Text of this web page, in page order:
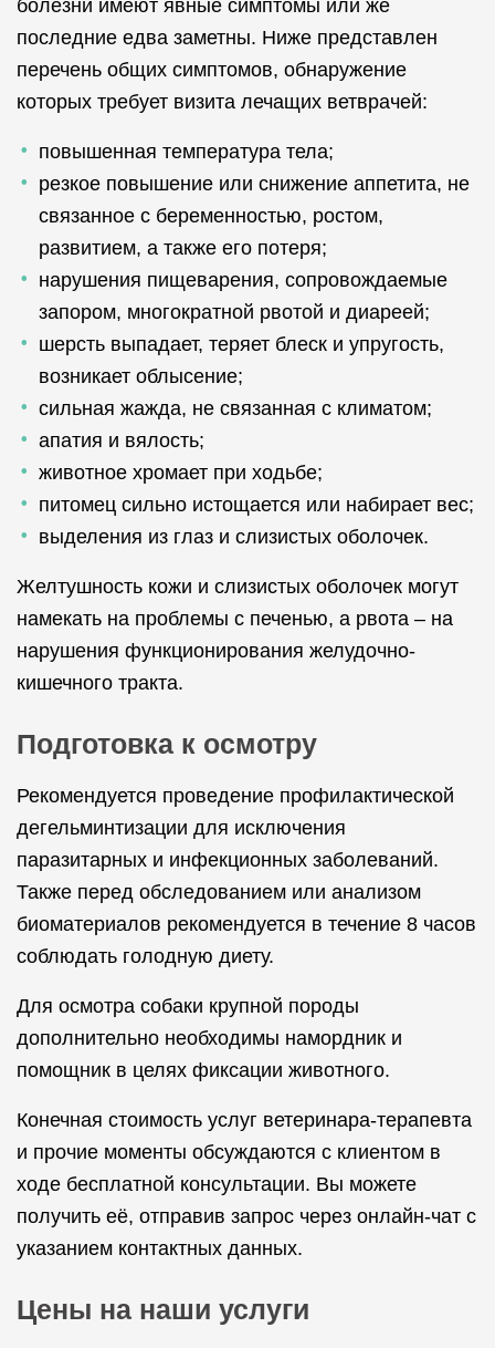
болезни имеют явные симптомы или же
последние едва заметны. Ниже представлен
перечень общих симптомов, обнаружение
которых требует визита лечащих ветврачей:
повышенная температура тела;
резкое повышение или снижение аппетита, не
связанное с беременностью, ростом,
развитием, а также его потеря;
нарушения пищеварения, сопровождаемые
запором, многократной рвотой и диареей;
шерсть выпадает, теряет блеск и упругость,
возникает облысение;
сильная жажда, не связанная с климатом;
апатия и вялость;
животное хромает при ходьбе;
питомец сильно истощается или набирает вес;
выделения из глаз и слизистых оболочек.
Желтушность кожи и слизистых оболочек могут
намекать на проблемы с печенью, а рвота – на
нарушения функционирования желудочно-
кишечного тракта.
Подготовка к осмотру
Рекомендуется проведение профилактической
дегельминтизации для исключения
паразитарных и инфекционных заболеваний.
Также перед обследованием или анализом
биоматериалов рекомендуется в течение 8 часов
соблюдать голодную диету.
Для осмотра собаки крупной породы
дополнительно необходимы намордник и
помощник в целях фиксации животного.
Конечная стоимость услуг ветеринара-терапевта
и прочие моменты обсуждаются с клиентом в
ходе бесплатной консультации. Вы можете
получить её, отправив запрос через онлайн-чат с
указанием контактных данных.
Цены на наши услуги